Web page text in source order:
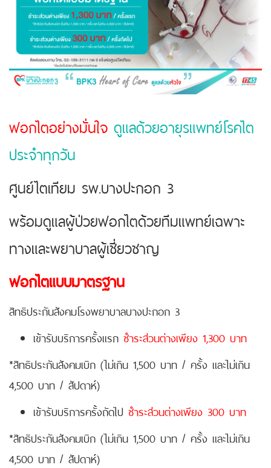
ฟอกไตอย่างมั่นใจ ดูแลด้วยอายุรแพทย์โรคไต
ประจำทุกวัน
ศูนย์ไตเทียม รพ.บางปะกอก 3
พร้อมดูแลผู้ป่วยฟอกไตด้วยทีมแพทย์เฉพาะ
ทางและพยาบาลผู้เชี่ยวชาญ
ฟอกไตแบบมาตรฐาน
สิทธิประกันสังคมโรงพยาบาลบางปะกอก 3
เข้ารับบริการครั้งแรก ชำระส่วนต่างเพียง 1,300 บาท
*สิทธิประกันสังคมเบิก (ไม่เกิน 1,500 บาท / ครั้ง และไม่เกิน
4,500 บาท / สัปดาห์)
เข้ารับบริการครั้งถัดไป ชำระส่วนต่างเพียง 300 บาท
*สิทธิประกันสังคมเบิก (ไม่เกิน 1,500 บาท / ครั้ง และไม่เกิน
4,500 บาท / สัปดาห์)